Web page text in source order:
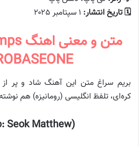
🗓️ تاریخ انتشار:
بریم سراغ متن این آهنگ شاد و پر
کره‌ای، تلفظ انگلیسی (رومانیزه) هم
(Intro: Seok Matthew)